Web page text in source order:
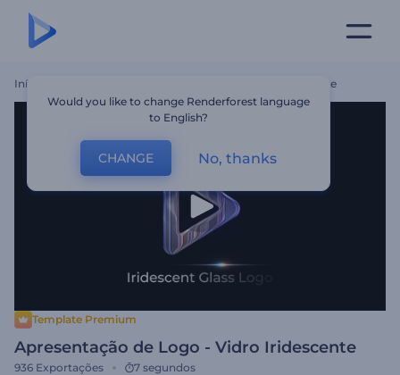
Início Apresentação De Logo - Vidro Iridescente
Template Premium
Apresentação de Logo - Vidro Iridescente
936 Exportações 7 segundos
Would you like to change Renderforest language
to English?
CHANGE No, thanks